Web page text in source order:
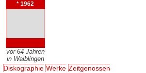
* 1962
vor 64 Jahren
in Waiblingen
Diskographie Werke Zeitgenossen